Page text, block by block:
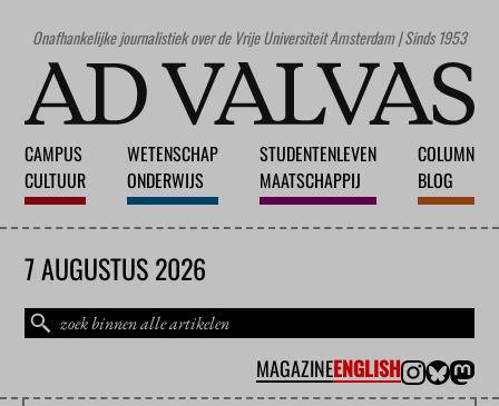
Onafhankelijke journalistiek over de Vrije Universiteit Amsterdam | Sinds 1953
CAMPUS
CULTUUR
WETENSCHAP
ONDERWIJS
STUDENTENLEVEN
MAATSCHAPPIJ
COLUMN
BLOG
7 AUGUSTUS 2026
MAGAZINEENGLISH